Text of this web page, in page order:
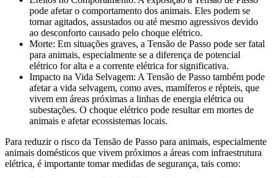
pode afetar o comportamento dos animais. Eles podem se
tornar agitados, assustados ou até mesmo agressivos devido
ao desconforto causado pelo choque elétrico.
Morte: Em situações graves, a Tensão de Passo pode ser fatal
para animais, especialmente se a diferença de potencial
elétrico for alta e a corrente elétrica for significativa.
Impacto na Vida Selvagem: A Tensão de Passo também pode
afetar a vida selvagem, como aves, mamíferos e répteis, que
vivem em áreas próximas a linhas de energia elétrica ou
subestações. O choque elétrico pode resultar em mortes de
animais e afetar ecossistemas locais.
Para reduzir o risco da Tensão de Passo para animais, especialmente
animais domésticos que vivem próximos a áreas com infraestrutura
elétrica, é importante tomar medidas de segurança, tais como: